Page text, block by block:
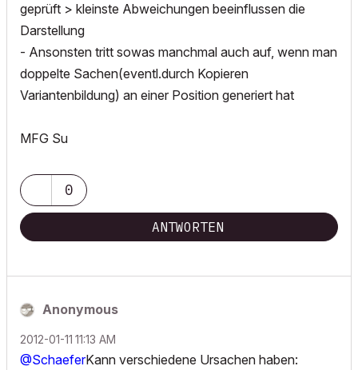
geprüft > kleinste Abweichungen beeinflussen die
Darstellung
- Ansonsten tritt sowas manchmal auch auf, wenn man
doppelte Sachen(eventl.durch Kopieren
Variantenbildung) an einer Position generiert hat
MFG Su
0
ANTWORTEN
Anonymous
‎2012-01-11 11:13 AM
@SchaeferKann verschiedene Ursachen haben: